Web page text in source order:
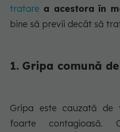
tratare a acestora în
bine să previi decât să
1. Gripa comună
Gripa este cauzată de
foarte contagioasă.